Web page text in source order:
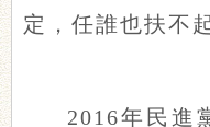
定，任誰也扶不
2016年民進